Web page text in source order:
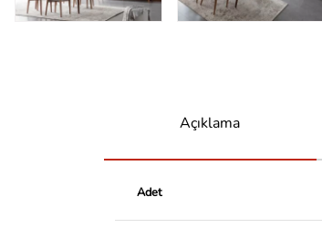
Açıklama
Adet